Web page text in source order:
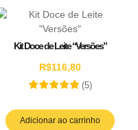
Kit Doce de Leite “Versões”
R$116,80
(5)
Adicionar ao carrinho